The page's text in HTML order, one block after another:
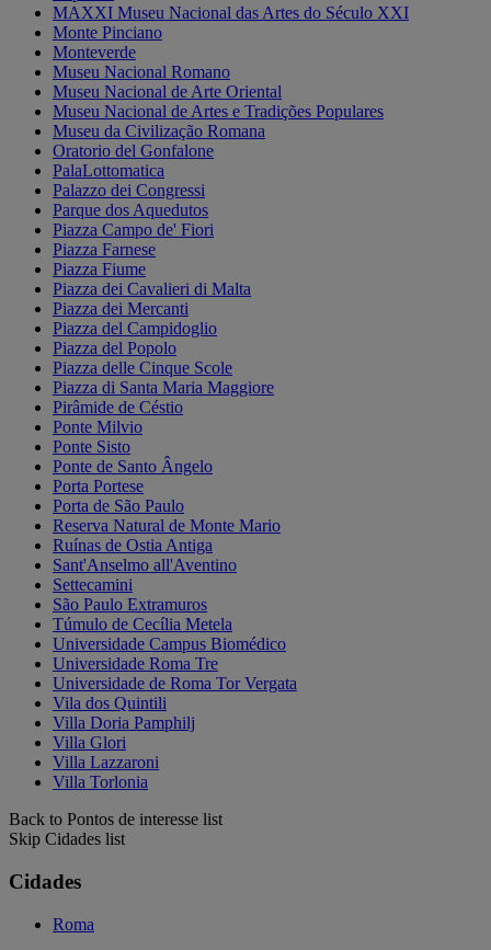
MAXXI Museu Nacional das Artes do Século XXI
Monte Pinciano
Monteverde
Museu Nacional Romano
Museu Nacional de Arte Oriental
Museu Nacional de Artes e Tradições Populares
Museu da Civilização Romana
Oratorio del Gonfalone
PalaLottomatica
Palazzo dei Congressi
Parque dos Aquedutos
Piazza Campo de' Fiori
Piazza Farnese
Piazza Fiume
Piazza dei Cavalieri di Malta
Piazza dei Mercanti
Piazza del Campidoglio
Piazza del Popolo
Piazza delle Cinque Scole
Piazza di Santa Maria Maggiore
Pirâmide de Céstio
Ponte Milvio
Ponte Sisto
Ponte de Santo Ângelo
Porta Portese
Porta de São Paulo
Reserva Natural de Monte Mario
Ruínas de Ostia Antiga
Sant'Anselmo all'Aventino
Settecamini
São Paulo Extramuros
Túmulo de Cecília Metela
Universidade Campus Biomédico
Universidade Roma Tre
Universidade de Roma Tor Vergata
Vila dos Quintili
Villa Doria Pamphilj
Villa Glori
Villa Lazzaroni
Villa Torlonia
Back to Pontos de interesse list
Skip Cidades list
Cidades
Roma